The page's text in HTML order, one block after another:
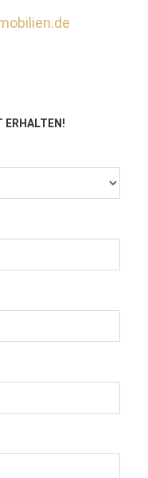
ERHALTEN!